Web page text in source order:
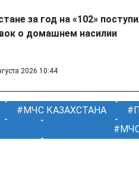
за год на «102»
о домашнем насилии
2026 10:44
МЧС КАЗАХСТАНА